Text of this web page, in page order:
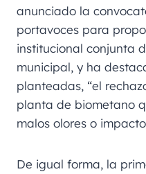
anunciado la
portavoces para
institucional conjunta
municipal, y ha
planteadas, “el
planta de biometano
malos olores o
De igual forma, la